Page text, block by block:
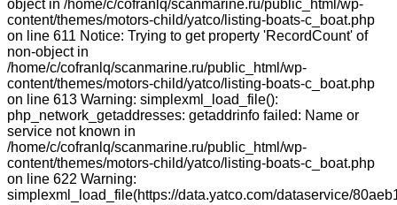
object in /home/c/cofranlq/scanmarine.ru/public_html/wp-
content/themes/motors-child/yatco/listing-boats-c_boat.php
on line 611 Notice: Trying to get property 'RecordCount' of
non-object in
/home/c/cofranlq/scanmarine.ru/public_html/wp-
content/themes/motors-child/yatco/listing-boats-c_boat.php
on line 613 Warning: simplexml_load_file():
php_network_getaddresses: getaddrinfo failed: Name or
service not known in
/home/c/cofranlq/scanmarine.ru/public_html/wp-
content/themes/motors-child/yatco/listing-boats-c_boat.php
on line 622 Warning:
simplexml_load_file(https://data.yatco.com/dataservice/